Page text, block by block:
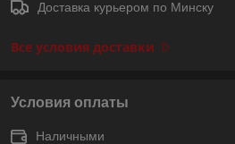
Доставка курьером по Минску
Все условия доставки
Условия оплаты
Наличными